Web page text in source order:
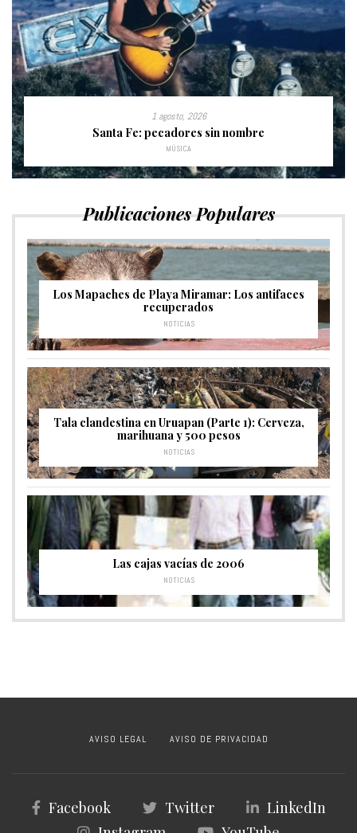
1 agosto, 2026
Santa Fe: pecadores sin nombre
MÚSICA
Publicaciones Populares
Los Mapaches de Playa Miramar: Los antifaces
recuperados
NOTICIAS
Tala clandestina en Uruapan (Parte 1): Cerveza,
marihuana y 500 pesos
NOTICIAS
Las cajas vacías de 2006
NOTICIAS
AVISO LEGAL AVISO DE PRIVACIDAD
Facebook Twitter
LinkedIn